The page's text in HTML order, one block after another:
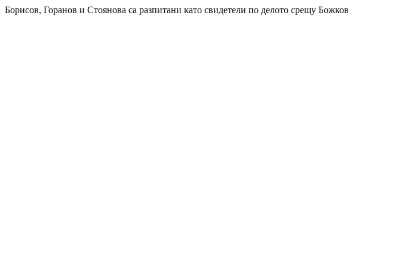
Борисов, Горанов и Стоянова са разпитани като свидетели по делото срещу Божков